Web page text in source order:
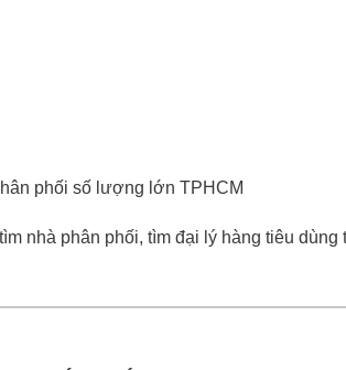
phối số lượng lớn TPHCM
nhà phân phối, tìm đại lý hàng tiêu dùng